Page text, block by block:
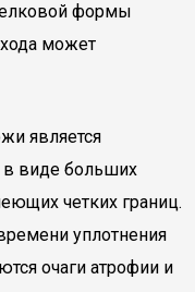
формы
может
является
в виде больших
четких границ.
уплотнения
очаги атрофии и